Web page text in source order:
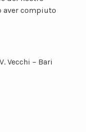
aver compiuto
Vecchi – Bari